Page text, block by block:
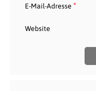
E-Mail-Adresse *
Website